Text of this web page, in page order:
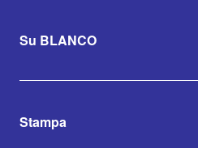
Su BLANCO
Stampa